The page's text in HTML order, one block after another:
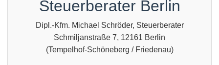
Steuerberater Berlin
Dipl.-Kfm. Michael Schröder, Steuerberater
Schmiljanstraße 7, 12161 Berlin
(Tempelhof-Schöneberg / Friedenau)